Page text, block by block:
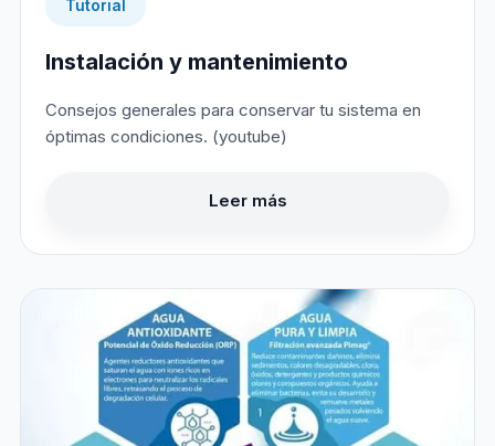
Tutorial
Instalación y mantenimiento
Consejos generales para conservar tu sistema en
óptimas condiciones. (youtube)
Leer más